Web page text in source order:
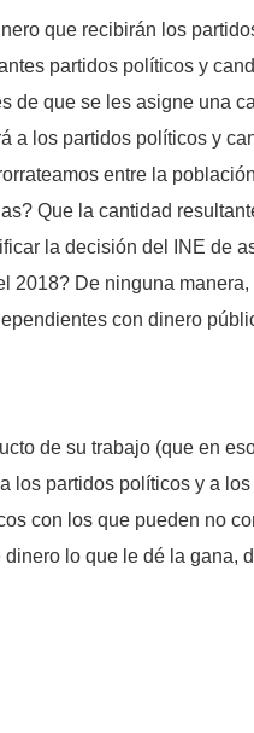
que recibirán los
partidos políticos y
de que se les asigne una
a los partidos políticos y
entre la
Que la cantidad
la decisión del INE de
De ninguna
con dinero
de su trabajo (que en
partidos políticos y a
con los que pueden no
lo que le dé la gana,